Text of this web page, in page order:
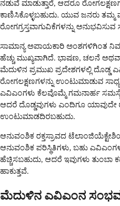
ನಡುವೆ ಮಾಡುತ್ತಾರೆ, ಆದರೂ
ಕಾಣಿಸಿಕೊಳ್ಳಬಹುದು. ಯುವ ಜನರು
ರೋಗಗ್ರಸ್ತವಾಗುವಿಕೆಗಳನ್ನು ಅನುಭವಿಸುವ
ಸಾಮಾನ್ಯ ಅಪಾಯಕಾರಿ ಅಂಶಗಳಿಗಿಂತ ನಿಮ್ಮ
ಹೆಚ್ಚು ಮುಖ್ಯವಾಗಿದೆ. ಭಾಷಣ, ಚಲನೆ
ಮೆದುಳಿನ ಪ್ರಮುಖ ಪ್ರದೇಶಗಳಲ್ಲಿ ದೊಡ್ಡ
ರೋಗಲಕ್ಷಣಗಳನ್ನು ಉಂಟುಮಾಡುವ
ಎವಿಎಂಗಳು ಕೆಲವೊಮ್ಮೆ ಗಮನಾರ್ಹ
ಆದರೆ ದೊಡ್ಡವುಗಳು ಎಂದಿಗೂ ಯಾವುದೇ
ಉಂಟುಮಾಡದಿರಬಹುದು.
ಆನುವಂಶಿಕ ರಕ್ತಸ್ರಾವದ
ಆನುವಂಶಿಕ ಪರಿಸ್ಥಿತಿಗಳು, ಬಹು
ಹೆಚ್ಚಿಸಬಹುದು, ಆದರೆ ಇವುಗಳು ತುಂಬಾ
ಹಾಕುತ್ತವೆ.
ಮೆದುಳಿನ ಎವಿಎಂನ